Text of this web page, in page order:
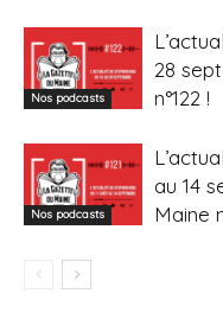
Nos podcasts
28
n°122 !
Nos podcasts
au 14
Maine